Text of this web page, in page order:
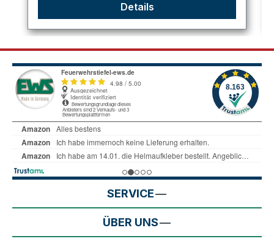
Details
SERVICE
ÜBER UNS